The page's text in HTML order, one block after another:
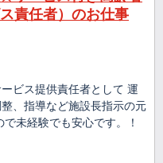
責任者）のお仕事
ビス提供責任者として 運
、指導など施設長指示の元
未経験でも安心です。！